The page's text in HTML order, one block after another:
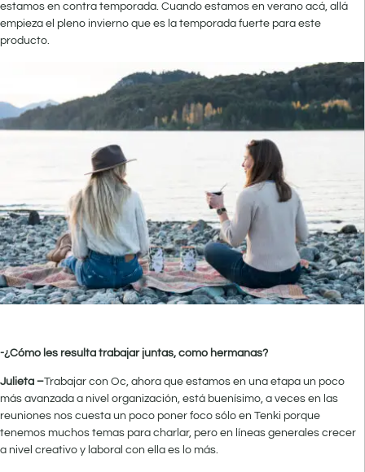
estamos en contra temporada. Cuando estamos en verano acá, allá
empieza el pleno invierno que es la temporada fuerte para este
producto.
-¿Cómo les resulta trabajar juntas, como hermanas?
Julieta –Trabajar con Oc, ahora que estamos en una etapa un poco
más avanzada a nivel organización, está buenísimo, a veces en las
reuniones nos cuesta un poco poner foco sólo en Tenki porque
tenemos muchos temas para charlar, pero en líneas generales crecer
a nivel creativo y laboral con ella es lo más.